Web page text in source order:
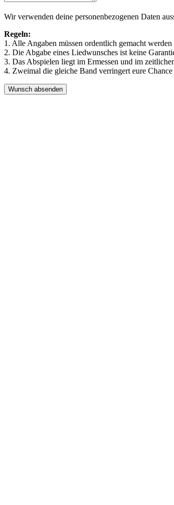
Wir verwenden deine personenbezogenen Daten
Regeln:
1. Alle Angaben müssen ordentlich gemacht
2. Die Abgabe eines Liedwunsches ist keine
3. Das Abspielen liegt im Ermessen und im
4. Zweimal die gleiche Band verringert eure
Wunsch absenden